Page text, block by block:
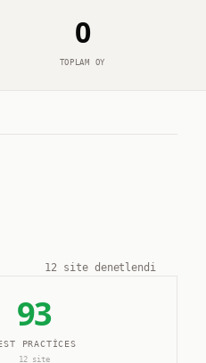
0
TOPLAM OY
12 site denetlendi
93
PRACTICES
12site